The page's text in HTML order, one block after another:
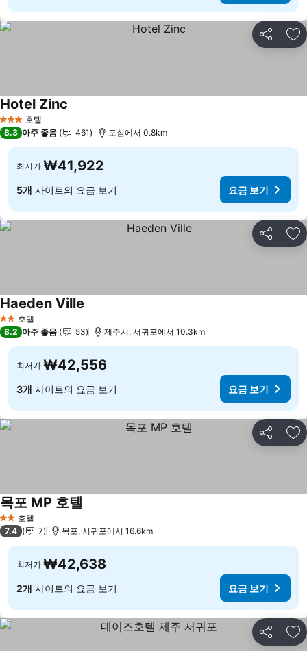
공유 즐
3 성급 호텔
Hotel Zinc
8.3 아주 좋음 461 도심에서 0.8km
최저가 ₩41,922
5개 사이트의 요금 보기 요금 보기
공유 즐
2 성급호텔
Haeden Ville
8.2 아주 좋음 53 제주시, 서귀포에서 10.3km
최저가 ₩42,556
3개 사이트의 요금 보기 요금 보기
공유 즐
2 성급호텔
목포 MP 호텔
7.4 7 목포, 서귀포에서 16.6km
최저가 ₩42,638
2개 사이트의 요금 보기 요금 보기
공유 즐